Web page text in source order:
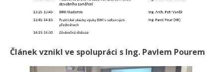
Článek vznikl ve spolupráci s Ing. Pavlem Pourem